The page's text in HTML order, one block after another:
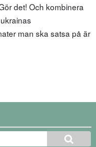
det! Och kombinera
man ska satsa på är